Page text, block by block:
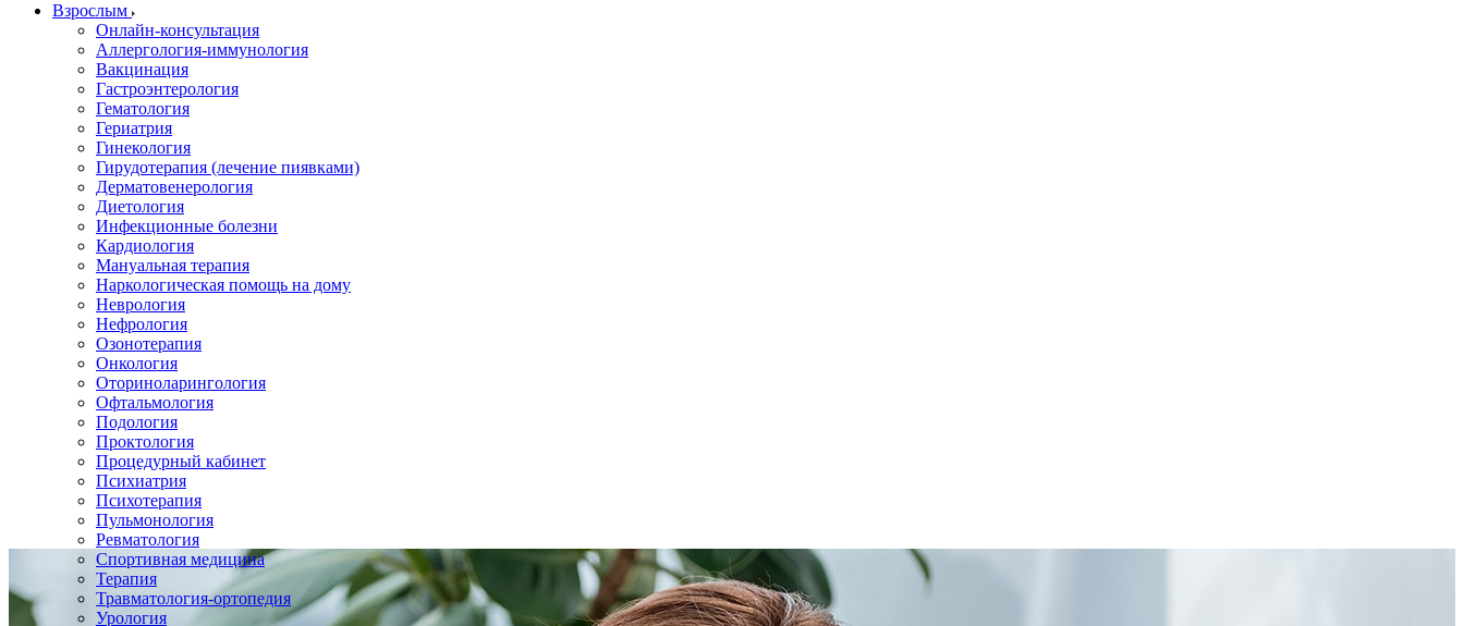
Взрослым
Онлайн-консультация
Аллергология-иммунология
Вакцинация
Гастроэнтерология
Гематология
Гериатрия
Гинекология
Гирудотерапия (лечение пиявками)
Дерматовенерология
Диетология
Инфекционные болезни
Кардиология
Мануальная терапия
Наркологическая помощь на дому
Неврология
Нефрология
Озонотерапия
Онкология
Оториноларингология
Офтальмология
Подология
Проктология
Процедурный кабинет
Психиатрия
Психотерапия
Пульмонология
Ревматология
Спортивная медицина
Терапия
Травматология-ортопедия
Урология